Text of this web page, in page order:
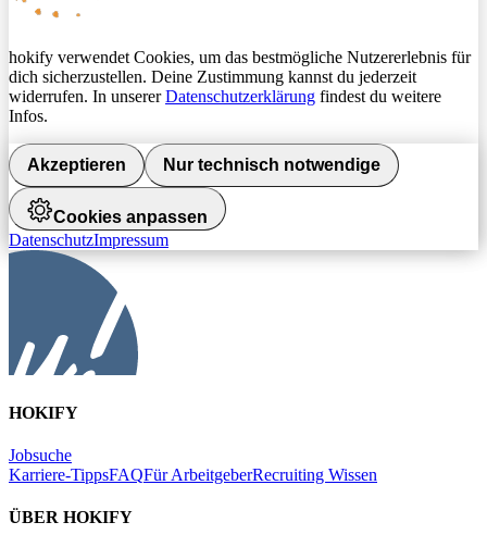
hokify verwendet Cookies, um das bestmögliche Nutzererlebnis für
dich sicherzustellen. Deine Zustimmung kannst du jederzeit
widerrufen. In unsererDatenschutzerklärung findest du weitere
Infos.
Akzeptieren Nur technisch notwendige
Cookies anpassen
DatenschutzImpressum
HOKIFY
Jobsuche
Karriere-TippsFAQFür ArbeitgeberRecruiting Wissen
ÜBER HOKIFY